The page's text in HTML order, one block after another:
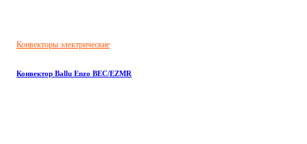
Конвекторы электрические
Конвектор Ballu Enzo BEC/EZMR